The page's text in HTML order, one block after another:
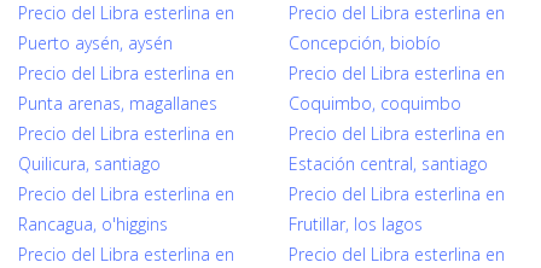
Precio del Libra esterlina en
Puerto aysén, aysén
Precio del Libra esterlina en
Punta arenas, magallanes
Precio del Libra esterlina en
Quilicura, santiago
Precio del Libra esterlina en
Rancagua, o'higgins
Precio del Libra esterlina en
Precio del Libra esterlina en
Concepción, biobío
Precio del Libra esterlina en
Coquimbo, coquimbo
Precio del Libra esterlina en
Estación central, santiago
Precio del Libra esterlina en
Frutillar, los lagos
Precio del Libra esterlina en